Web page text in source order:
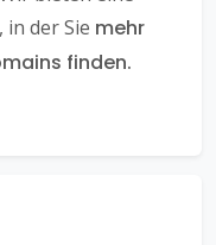
der Sie mehr
finden.